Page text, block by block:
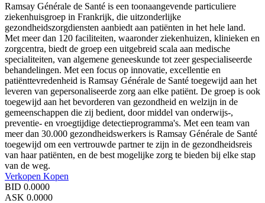
Ramsay Générale de Santé is een toonaangevende particuliere
ziekenhuisgroep in Frankrijk, die uitzonderlijke
gezondheidszorgdiensten aanbiedt aan patiënten in het hele land.
Met meer dan 120 faciliteiten, waaronder ziekenhuizen, klinieken en
zorgcentra, biedt de groep een uitgebreid scala aan medische
specialiteiten, van algemene geneeskunde tot zeer gespecialiseerde
behandelingen. Met een focus op innovatie, excellentie en
patiënttevredenheid is Ramsay Générale de Santé toegewijd aan het
leveren van gepersonaliseerde zorg aan elke patiënt. De groep is ook
toegewijd aan het bevorderen van gezondheid en welzijn in de
gemeenschappen die zij bedient, door middel van onderwijs-,
preventie- en vroegtijdige detectieprogramma's. Met een team van
meer dan 30.000 gezondheidswerkers is Ramsay Générale de Santé
toegewijd om een vertrouwde partner te zijn in de gezondheidsreis
van haar patiënten, en de best mogelijke zorg te bieden bij elke stap
van de weg.
Verkopen Kopen
BID 0.0000
ASK 0.0000